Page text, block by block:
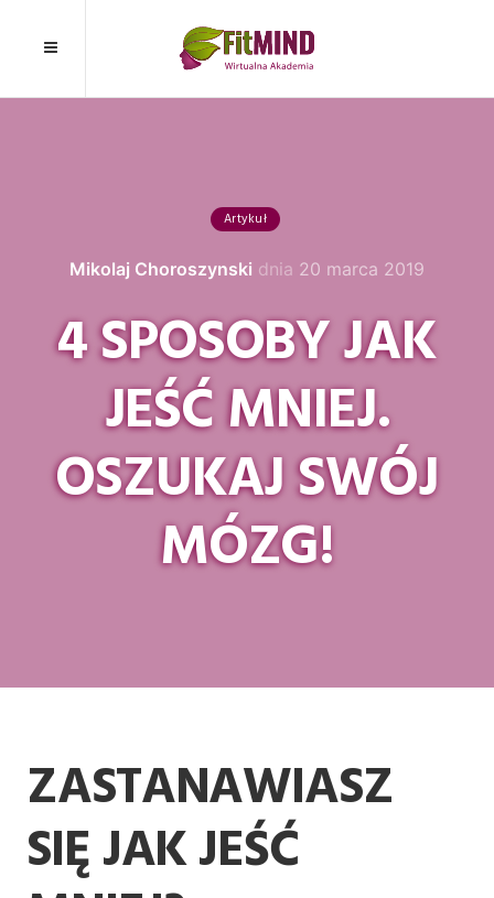
Artykuł
Mikolaj Choroszynski dnia 20 marca 2019
4 SPOSOBY JAK
JEŚĆ MNIEJ.
OSZUKAJ SWÓJ
MÓZG!
ZASTANAWIASZ
SIĘ JAK JEŚĆ